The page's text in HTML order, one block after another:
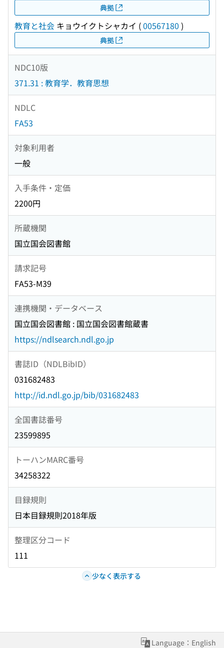
典拠
教育と社会 キョウイクトシャカイ (00567180 )
典拠
NDC10版
371.31 : 教育学．教育思想
NDLC
FA53
対象利用者
一般
入手条件・定価
2200円
所蔵機関
国立国会図書館
請求記号
FA53-M39
連携機関・データベース
国立国会図書館 : 国立国会図書館蔵書
https://ndlsearch.ndl.go.jp
書誌ID（NDLBibID）
031682483
http://id.ndl.go.jp/bib/031682483
全国書誌番号
23599895
トーハンMARC番号
34258322
目録規則
日本目録規則2018年版
整理区分コード
111
少なく表示する
Language：English